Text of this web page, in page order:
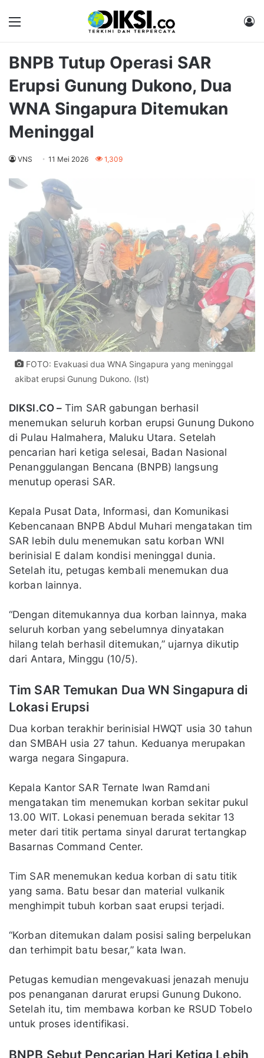
Menu
BNPB Tutup Operasi SAR
Erupsi Gunung Dukono, Dua
WNA Singapura Ditemukan
Meninggal
VNS 11 Mei 2026 1,309
FOTO: Evakuasi dua WNA Singapura yang meninggal
akibat erupsi Gunung Dukono. (Ist)
DIKSI.CO – Tim SAR gabungan berhasil
menemukan seluruh korban erupsi Gunung Dukono
di Pulau Halmahera, Maluku Utara. Setelah
pencarian hari ketiga selesai, Badan Nasional
Penanggulangan Bencana (BNPB) langsung
menutup operasi SAR.
Kepala Pusat Data, Informasi, dan Komunikasi
Kebencanaan BNPB Abdul Muhari mengatakan tim
SAR lebih dulu menemukan satu korban WNI
berinisial E dalam kondisi meninggal dunia.
Setelah itu, petugas kembali menemukan dua
korban lainnya.
“Dengan ditemukannya dua korban lainnya, maka
seluruh korban yang sebelumnya dinyatakan
hilang telah berhasil ditemukan,” ujarnya dikutip
dari Antara, Minggu (10/5).
Tim SAR Temukan Dua WN Singapura di
Lokasi Erupsi
Dua korban terakhir berinisial HWQT usia 30 tahun
dan SMBAH usia 27 tahun. Keduanya merupakan
warga negara Singapura.
Kepala Kantor SAR Ternate Iwan Ramdani
mengatakan tim menemukan korban sekitar pukul
13.00 WIT. Lokasi penemuan berada sekitar 13
meter dari titik pertama sinyal darurat tertangkap
Basarnas Command Center.
Tim SAR menemukan kedua korban di satu titik
yang sama. Batu besar dan material vulkanik
menghimpit tubuh korban saat erupsi terjadi.
“Korban ditemukan dalam posisi saling berpelukan
dan terhimpit batu besar,” kata Iwan.
Petugas kemudian mengevakuasi jenazah menuju
pos penanganan darurat erupsi Gunung Dukono.
Setelah itu, tim membawa korban ke RSUD Tobelo
untuk proses identifikasi.
BNPB Sebut Pencarian Hari Ketiga Lebih